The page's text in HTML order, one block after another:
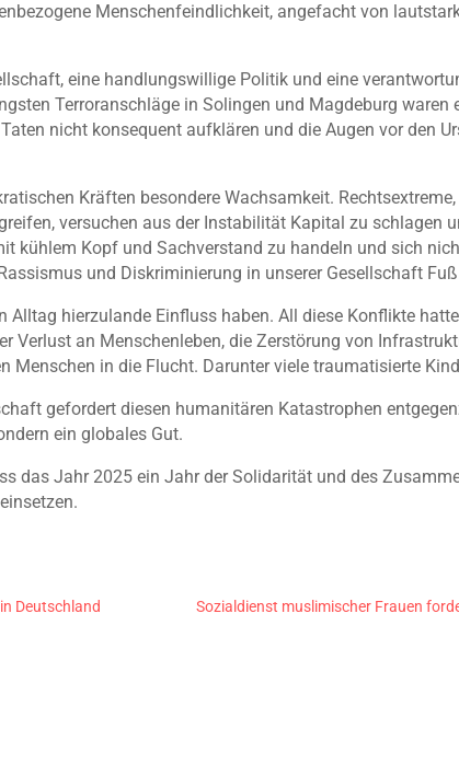
Menschenfeindlichkeit, angefacht von
eine handlungswillige Politik und eine
Terroranschläge in Solingen und Magdeburg waren
nicht konsequent aufklären und die Augen vor den
Kräften besondere Wachsamkeit.
versuchen aus der Instabilität Kapital zu schlagen
kühlem Kopf und Sachverstand zu handeln und sich
und Diskriminierung in unserer Gesellschaft
hierzulande Einfluss haben. All diese Konflikte
Verlust an Menschenleben, die Zerstörung von
Menschen in die Flucht. Darunter viele traumatisierte
gefordert diesen humanitären Katastrophen
ein globales Gut.
das Jahr 2025 ein Jahr der Solidarität und des
Deutschland Sozialdienst muslimischer Frauen